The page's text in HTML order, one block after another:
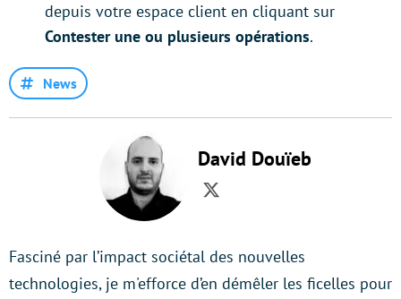
depuis votre espace client en cliquant sur
Contester une ou plusieurs opérations.
News
David Douïeb
Twitter
Fasciné par l’impact sociétal des nouvelles
technologies, je m'efforce d’en démêler les ficelles pour